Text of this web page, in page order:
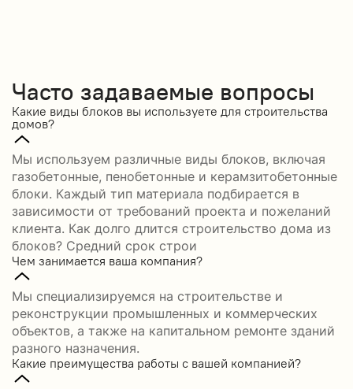
Часто задаваемые вопросы
Какие виды блоков вы используете для строительства
домов?
Мы используем различные виды блоков, включая
газобетонные, пенобетонные и керамзитобетонные
блоки. Каждый тип материала подбирается в
зависимости от требований проекта и пожеланий
клиента. Как долго длится строительство дома из
блоков? Средний срок строи
Чем занимается ваша компания?
Мы специализируемся на строительстве и
реконструкции промышленных и коммерческих
объектов, а также на капитальном ремонте зданий
разного назначения.
Какие преимущества работы с вашей компанией?